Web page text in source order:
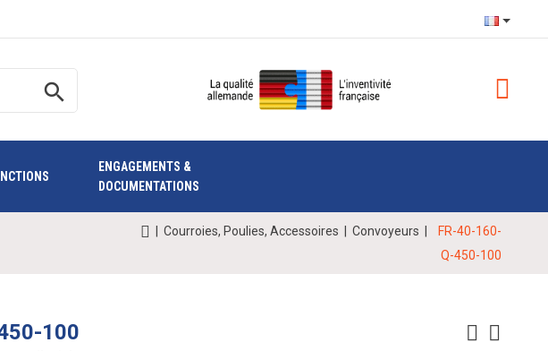
search
ENGAGEMENTS &
DOCUMENTATIONS
Courroies, Poulies, Accessoires Convoyeurs
FR-40-160-
Q-450-100
100